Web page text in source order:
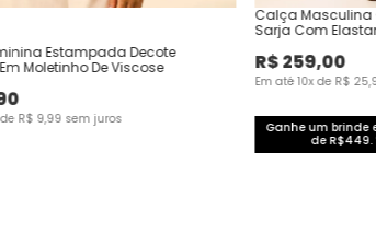
Estampada Decote
Moletinho De Viscose
R$ 9,99 sem juros
Calça Masculina
Sarja Com
R$259,00
Em até10x de R$ 25,
Ganhe um brinde
de R$449.